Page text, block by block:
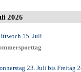
2026
15. Juli
23. Juli bis Freitag